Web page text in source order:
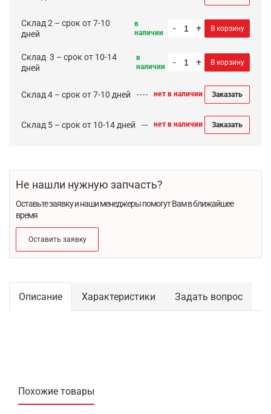
Склад 2 – срок от 7-10
дней
в
наличии
- + В корзину
Cклад 3 – срок от 10-14
дней
в
наличии
- + В корзину
Склад 4 – срок от 7-10 дней нет в наличии Заказать
Склад 5 – срок от 10-14 дней нет в наличии Заказать
Не нашли нужную запчасть?
Оставьте заявку и наши менеджеры помогут Вам в ближайшее
время
Оставить заявку
Описание Характеристики Задать вопрос
Похожие товары